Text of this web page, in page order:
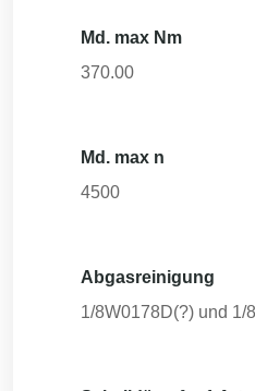
Md. max Nm
370.00
Md. max n
4500
Abgasreinigung
1/8W0178D(?) und 1/